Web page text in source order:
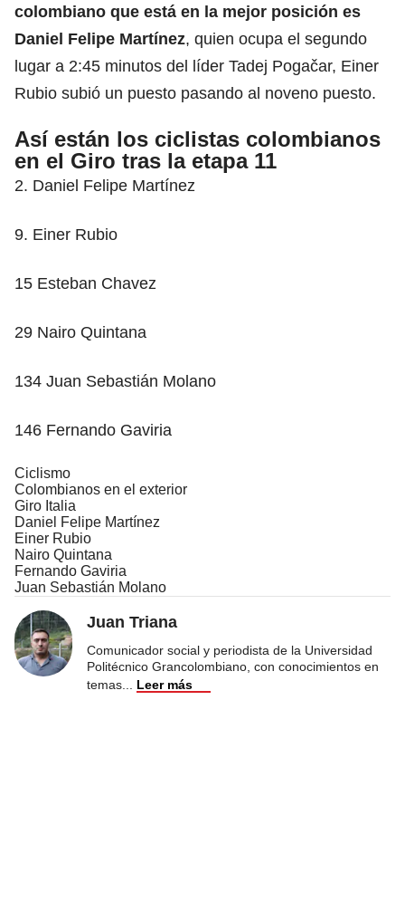
colombiano que está en la mejor posición es
Daniel Felipe Martínez, quien ocupa el segundo
lugar a 2:45 minutos del líder Tadej Pogačar, Einer
Rubio subió un puesto pasando al noveno puesto.
Así están los ciclistas colombianos
en el Giro tras la etapa 11
2. Daniel Felipe Martínez
9. Einer Rubio
15 Esteban Chavez
29 Nairo Quintana
134 Juan Sebastián Molano
146 Fernando Gaviria
Ciclismo
Colombianos en el exterior
Giro Italia
Daniel Felipe Martínez
Einer Rubio
Nairo Quintana
Fernando Gaviria
Juan Sebastián Molano
Juan Triana
Comunicador social y periodista de la Universidad
Politécnico Grancolombiano, con conocimientos en
temas
Leer más